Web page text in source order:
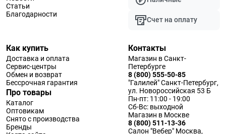
Статьи
Благодарности
Счет на оплату
Как купить
Доставка и оплата
Сервис-центры
Обмен и возврат
Бессрочная гарантия
Про товары
Каталог
Оптовикам
Снято с производства
Бренды
Контакты
Магазин в Санкт-
Петербурге
8 (800) 555-50-85
"Галилей" Санкт-Петербург,
ул. Новороссийская 53 Б
Пн-пт: 11:00 - 19:00
Сб-Вс: выходной
Магазин в Москве
8 (800) 511-13-36
Салон "Вебер" Москва,